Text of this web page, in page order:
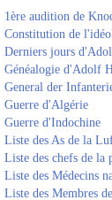
1ère audition de
Constitution de
Derniers jours
Généalogie d'Adolf
General der
Guerre d'Algérie
Guerre d'Indochine
Liste des As de la
Liste des chefs de la
Liste des Médecins
Liste des Membres